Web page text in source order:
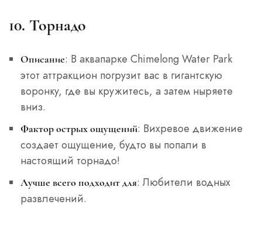
10. Торнадо
Описание: В аквапарке Chimelong Water Park
этот аттракцион погрузит вас в гигантскую
воронку, где вы кружитесь, а затем ныряете
вниз.
Фактор острых ощущений: Вихревое движение
создает ощущение, будто вы попали в
настоящий торнадо!
Лучше всего подходит для: Любители водных
развлечений.